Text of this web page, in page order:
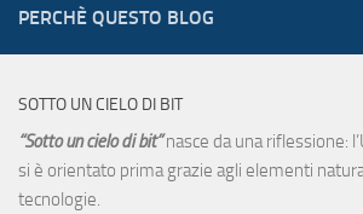
PERCHÈ QUESTO BLOG
SOTTO UN CIELO DI BIT
“Sotto un cielo di bit”nasce da una riflessione:
si è orientato prima grazie agli elementi
tecnologie.